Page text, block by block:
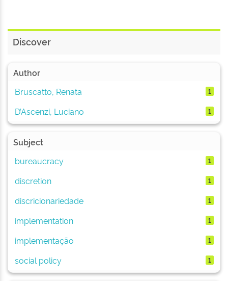
Discover
Author
Bruscatto, Renata
1
D’Ascenzi, Luciano 1
Subject
bureaucracy
1
discretion 1
discricionariedade 1
implementation 1
implementação 1
social policy 1